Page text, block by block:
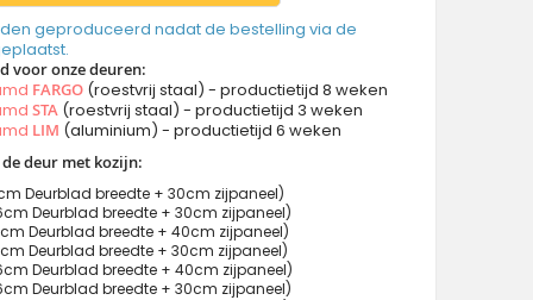
geproduceerd nadat de bestelling via de
voor onze deuren:
FARGO (roestvrij staal) - productietijd 8 weken
STA (roestvrij staal) - productietijd 3 weken
LIM (aluminium) - productietijd 6 weken
deur met kozijn:
Deurblad breedte + 30cm zijpaneel)
Deurblad breedte + 30cm zijpaneel)
Deurblad breedte + 40cm zijpaneel)
Deurblad breedte + 30cm zijpaneel)
Deurblad breedte + 40cm zijpaneel)
Deurblad breedte + 30cm zijpaneel)